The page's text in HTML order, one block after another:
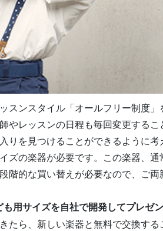
スンスタイル「オールフリー制度
やレッスンの日程も毎回変更するこ
りを見つけることができるように考
ズの楽器が必要です。この楽器、通
階的な買い替えが必要なので、ご両
も用サイズを自社で開発してプレゼ
たら、新しい楽器と無料で交換する